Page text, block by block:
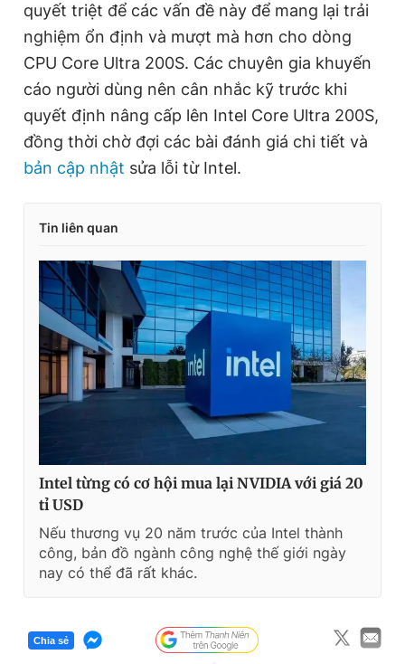
quyết triệt để các vấn đề này để mang lại trải
nghiệm ổn định và mượt mà hơn cho dòng
CPU Core Ultra 200S. Các chuyên gia khuyến
cáo người dùng nên cân nhắc kỹ trước khi
quyết định nâng cấp lên Intel Core Ultra 200S,
đồng thời chờ đợi các bài đánh giá chi tiết và
bản cập nhật sửa lỗi từ Intel.
Tin liên quan
Intel từng có cơ hội mua lại NVIDIA với giá 20
tỉ USD
Nếu thương vụ 20 năm trước của Intel thành
công, bản đồ ngành công nghệ thế giới ngày
nay có thể đã rất khác.
Chia sẻ